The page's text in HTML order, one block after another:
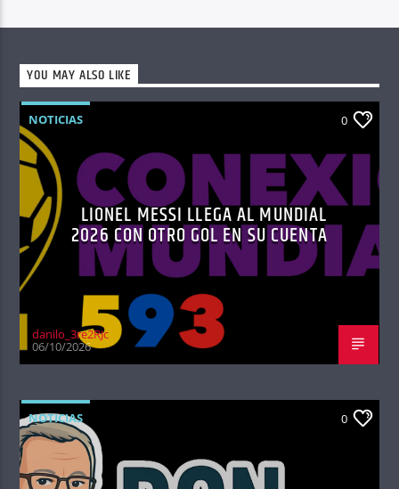
YOU MAY ALSO LIKE
NOTICIAS 0
LIONEL MESSI LLEGA AL MUNDIAL
2026 CON OTRO GOL EN SU CUENTA
danilo_3re2RJc
06/10/2026
NOTICIAS 0